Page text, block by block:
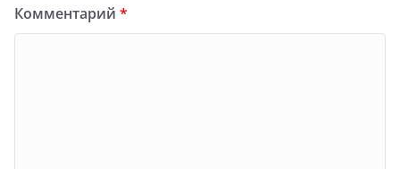
Комментарий *